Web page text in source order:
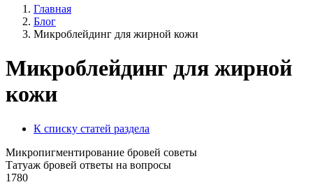
Главная
Блог
Микроблейдинг для жирной кожи
Микроблейдинг для жирной
кожи
К списку статей раздела
Микропигментирование бровей советы
Татуаж бровей ответы на вопросы
1780